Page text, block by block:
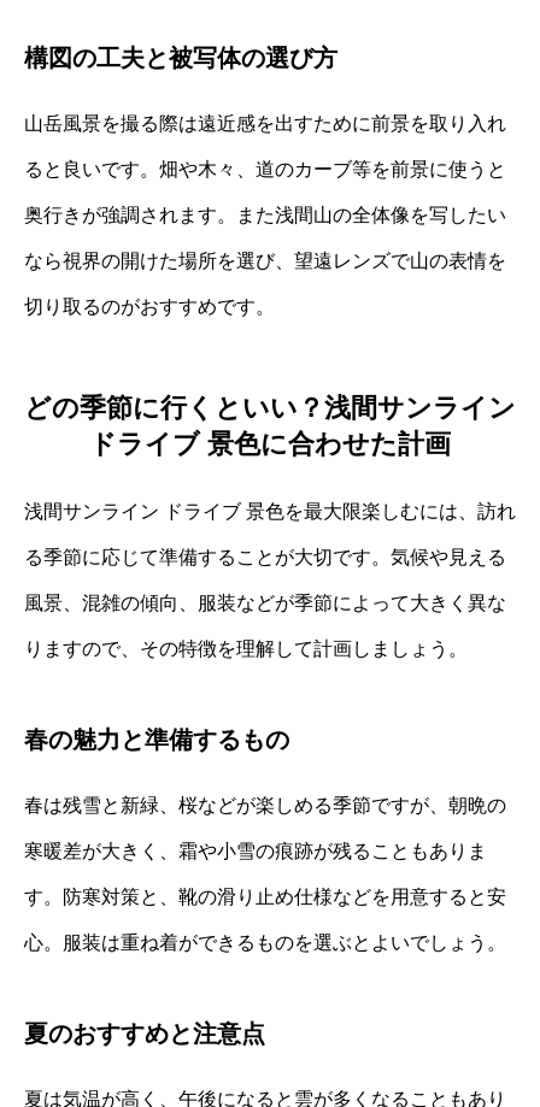
構図の工夫と被写体の選び方
山岳風景を撮る際は遠近感を出すために前景を取り入れ
ると良いです。畑や木々、道のカーブ等を前景に使うと
奥行きが強調されます。また浅間山の全体像を写したい
なら視界の開けた場所を選び、望遠レンズで山の表情を
切り取るのがおすすめです。
どの季節に行くといい？浅間サンライン
ドライブ 景色に合わせた計画
浅間サンライン ドライブ 景色を最大限楽しむには、訪れ
る季節に応じて準備することが大切です。気候や見える
風景、混雑の傾向、服装などが季節によって大きく異な
りますので、その特徴を理解して計画しましょう。
春の魅力と準備するもの
春は残雪と新緑、桜などが楽しめる季節ですが、朝晩の
寒暖差が大きく、霜や小雪の痕跡が残ることもありま
す。防寒対策と、靴の滑り止め仕様などを用意すると安
心。服装は重ね着ができるものを選ぶとよいでしょう。
夏のおすすめと注意点
夏は気温が高く、午後になると雲が多くなることもあり